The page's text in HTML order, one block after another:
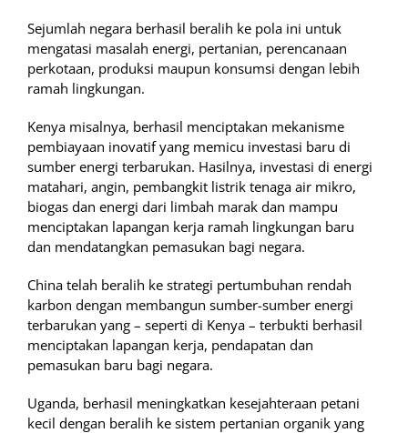
Sejumlah negara berhasil beralih ke pola ini untuk
mengatasi masalah energi, pertanian, perencanaan
perkotaan, produksi maupun konsumsi dengan lebih
ramah lingkungan.
Kenya misalnya, berhasil menciptakan mekanisme
pembiayaan inovatif yang memicu investasi baru di
sumber energi terbarukan. Hasilnya, investasi di energi
matahari, angin, pembangkit listrik tenaga air mikro,
biogas dan energi dari limbah marak dan mampu
menciptakan lapangan kerja ramah lingkungan baru
dan mendatangkan pemasukan bagi negara.
China telah beralih ke strategi pertumbuhan rendah
karbon dengan membangun sumber-sumber energi
terbarukan yang – seperti di Kenya – terbukti berhasil
menciptakan lapangan kerja, pendapatan dan
pemasukan baru bagi negara.
Uganda, berhasil meningkatkan kesejahteraan petani
kecil dengan beralih ke sistem pertanian organik yang